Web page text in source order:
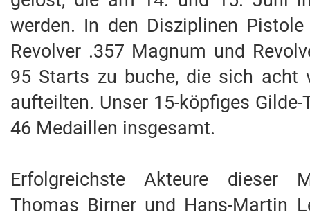
werden. In den Disziplinen
Revolver .357 Magnum und
95 Starts zu buche, die sich acht
aufteilten. Unser 15-köpfiges
46 Medaillen insgesamt.
Erfolgreichste Akteure dieser
Thomas Birner und Hans-Martin